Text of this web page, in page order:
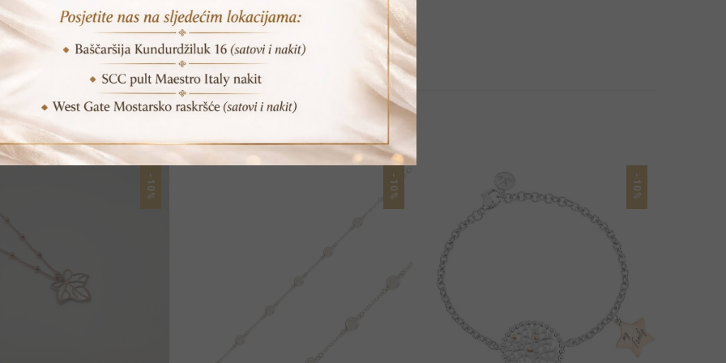
-10% -10% -10%